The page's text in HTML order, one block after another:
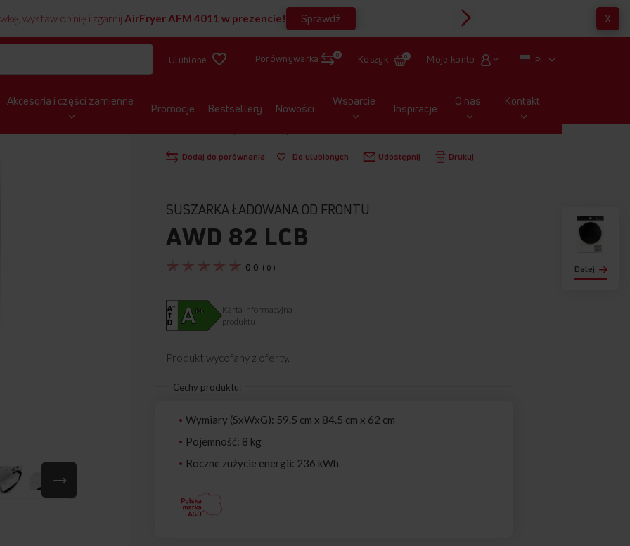
wystaw opinię i zgarnij AirFryer AFM 4011 w prezencie! Sprawdź X
Ulubione Porównywarka 0 Koszyk 0 Moje konto PL
Akcesoria i części zamienne Promocje Bestsellery Nowości Wsparcie Inspiracje O nas Kontakt
Dalej
Dodaj do porównania Do ulubionych Udostępnij Drukuj
SUSZARKA ŁADOWANA OD FRONTU
AWD 82 LCB
0.0 ( 0 )
Karta informacyjna
produktu
Produkt wycofany z oferty.
Cechy produktu:
Wymiary (SxWxG): 59.5 cm x 84.5 cm x 62 cm
Pojemność: 8 kg
Roczne zużycie energii: 236 kWh